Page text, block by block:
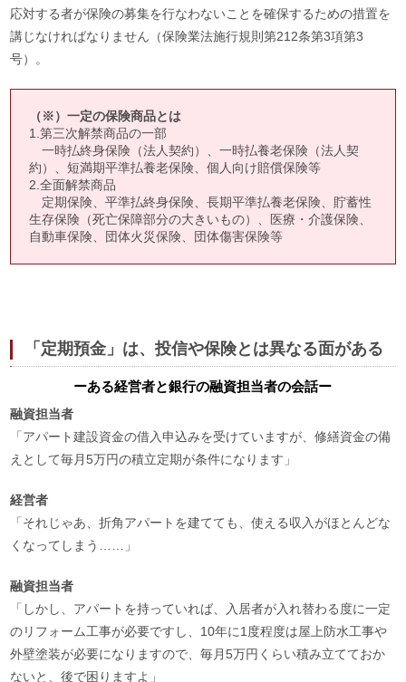
応対する者が保険の募集を行なわないことを確保するための措置を
講じなければなりません（保険業法施行規則第212条第3項第3
号）。
（※）一定の保険商品とは
1.第三次解禁商品の一部
一時払終身保険（法人契約）、一時払養老保険（法人契
約）、短満期平準払養老保険、個人向け賠償保険等
2.全面解禁商品
定期保険、平準払終身保険、長期平準払養老保険、貯蓄性
生存保険（死亡保障部分の大きいもの）、医療・介護保険、
自動車保険、団体火災保険、団体傷害保険等
「定期預金」は、投信や保険とは異なる面がある
ーある経営者と銀行の融資担当者の会話ー
融資担当者
「アパート建設資金の借入申込みを受けていますが、修繕資金の備
えとして毎月5万円の積立定期が条件になります」
経営者
「それじゃあ、折角アパートを建てても、使える収入がほとんどな
くなってしまう……」
融資担当者
「しかし、アパートを持っていれば、入居者が入れ替わる度に一定
のリフォーム工事が必要ですし、10年に1度程度は屋上防水工事や
外壁塗装が必要になりますので、毎月5万円くらい積み立てておか
ないと、後で困りますよ」